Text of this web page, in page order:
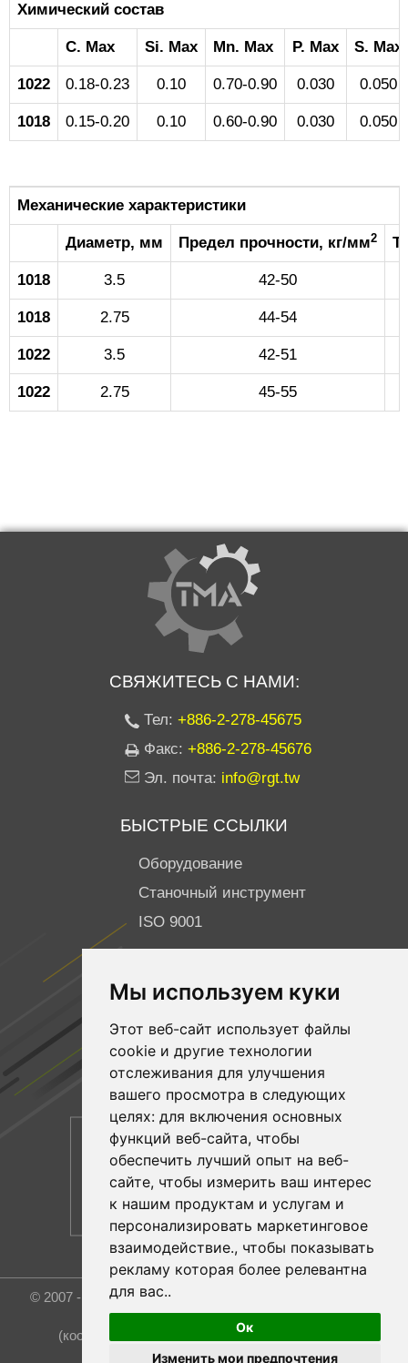
Мы используем куки
Этот веб-сайт использует файлы
cookie и другие технологии
отслеживания для улучшения
вашего просмотра в следующих
целях: для включения основных
функций веб-сайта, чтобы
обеспечить лучший опыт на веб-
сайте, чтобы измерить ваш интерес
к нашим продуктам и услугам и
персонализировать маркетинговое
взаимодействие., чтобы показывать
рекламу которая более релевантна
для вас..
Ок
Изменить мои предпочтения
Химический состав
C. Max Si. Max Mn. Max P. Max S. Max
1022 0.18-0.23 0.10 0.70-0.90 0.030 0.050
1018 0.15-0.20 0.10 0.60-0.90 0.030 0.050
Механические характеристики
Диаметр, мм Предел прочности, кг/мм2
1018 3.5 42-50
1018 2.75 44-54
1022 3.5 42-51
1022 2.75 45-55
СВЯЖИТЕСЬ С НАМИ:
Тел: +886-2-278-45675
Факс: +886-2-278-45676
Эл. почта: info@rgt.tw
БЫСТРЫЕ ССЫЛКИ
Оборудование
Станочный инструмент
ISO 9001
YouTube
Linkedin
© 2007 - 2026 Rost Group & Technology Co., Ltd. All rights
reserved.
(координатор и эксклюзивный представитель)